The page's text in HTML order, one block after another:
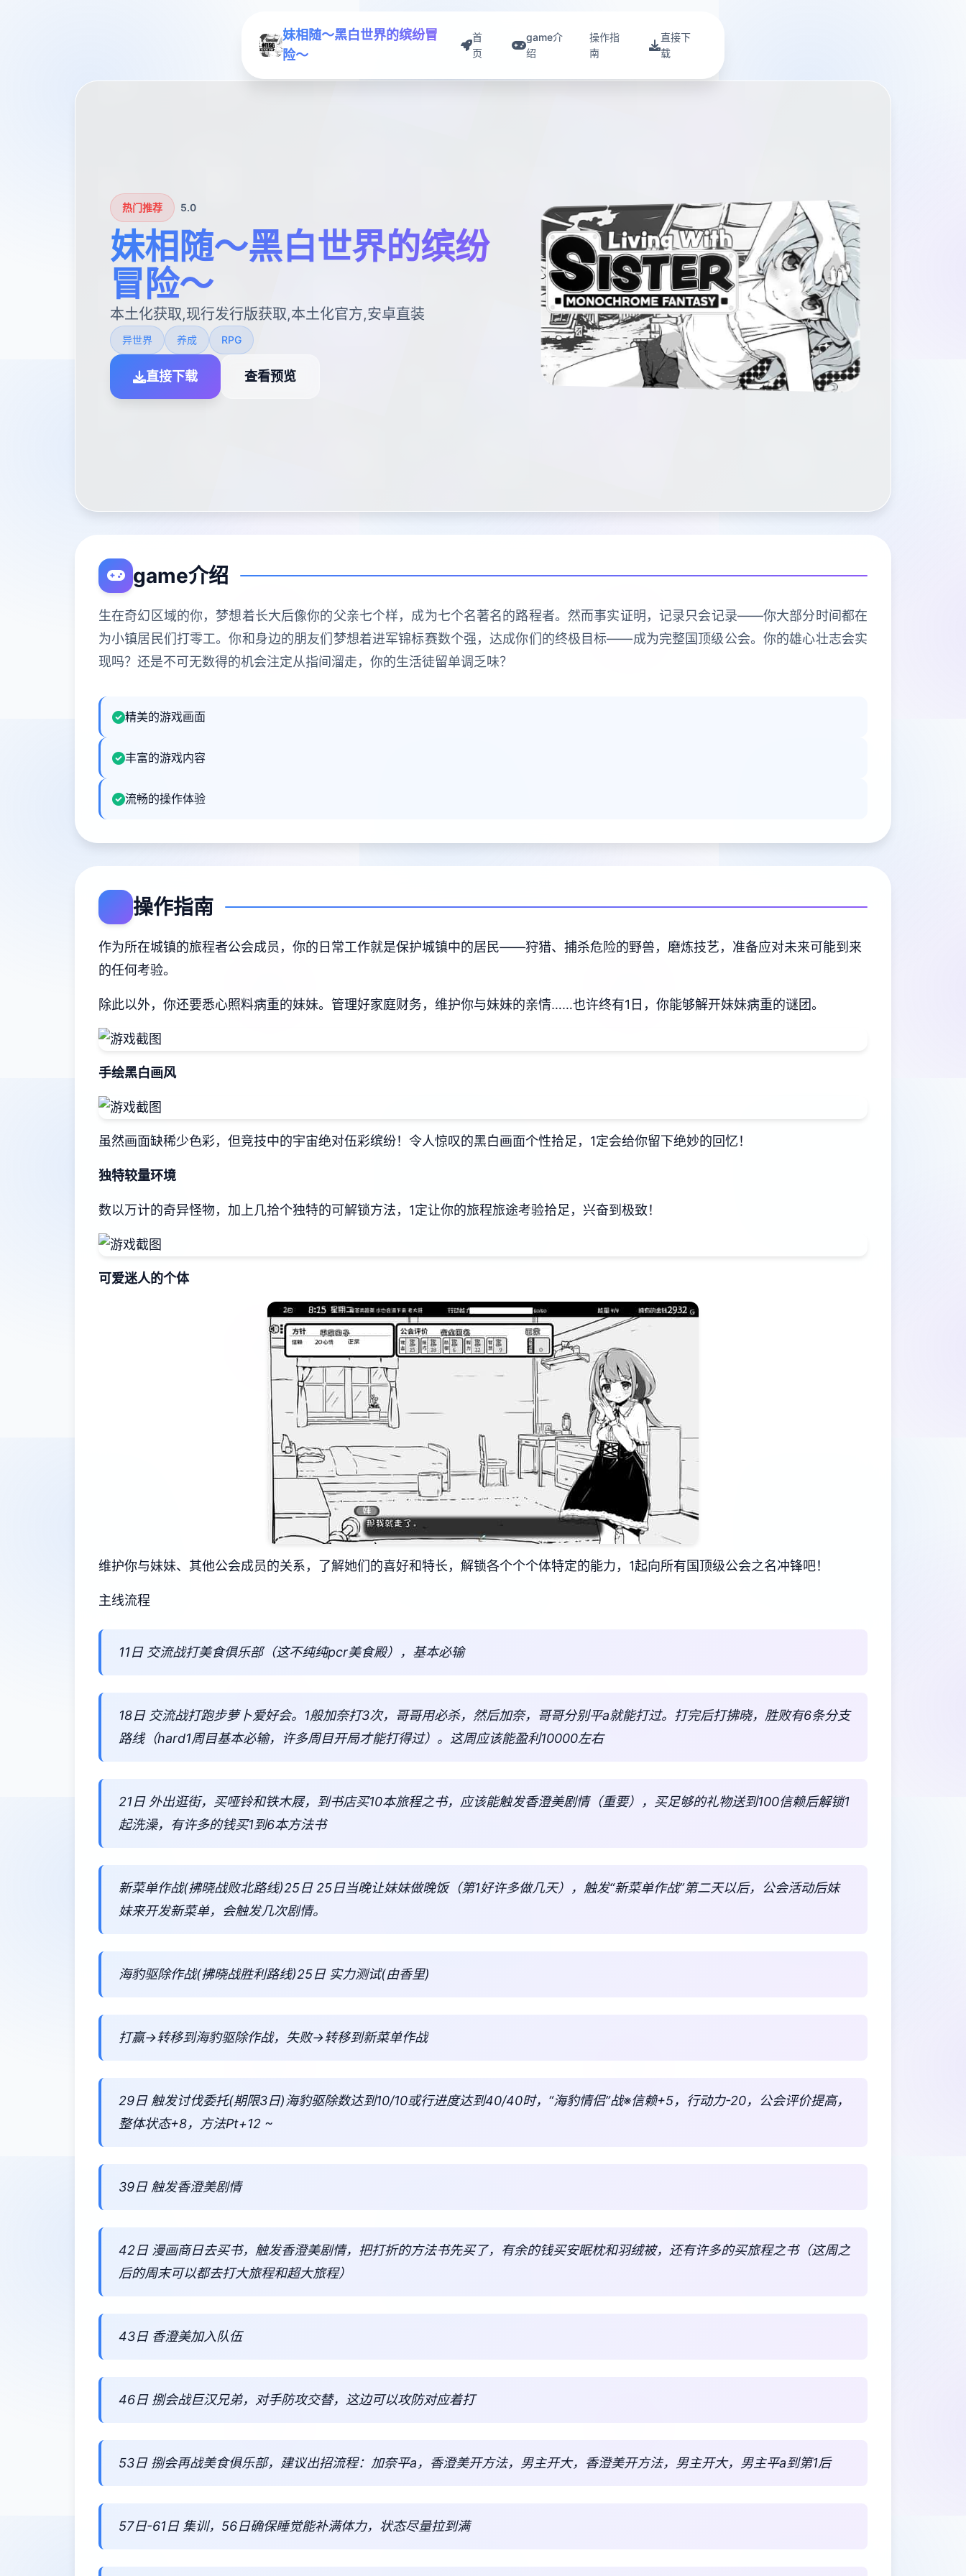
妹相随～黑白世界的缤纷冒
险～
首
页
game介
绍
操作指
南
直接下
载
热门推荐 5.0
妹相随～黑白世界的缤纷
冒险～
本土化获取,现行发行版获取,本土化官方,安卓直装
异世界 养成 RPG
直接下载 查看预览
game介绍
生在奇幻区域的你，梦想着长大后像你的父亲七个样，成为七个名著名的路程者。然而事实证明，记录只会记录——你大部分时间都在
为小镇居民们打零工。你和身边的朋友们梦想着进军锦标赛数个强，达成你们的终极目标——成为完整国顶级公会。你的雄心壮志会实
现吗？还是不可无数得的机会注定从指间溜走，你的生活徒留单调乏味？
精美的游戏画面
丰富的游戏内容
流畅的操作体验
操作指南
作为所在城镇的旅程者公会成员，你的日常工作就是保护城镇中的居民——狩猎、捕杀危险的野兽，磨炼技艺，准备应对未来可能到来
的任何考验。
除此以外，你还要悉心照料病重的妹妹。管理好家庭财务，维护你与妹妹的亲情……也许终有1日，你能够解开妹妹病重的谜团。
手绘黑白画风
虽然画面缺稀少色彩，但竞技中的宇宙绝对伍彩缤纷！令人惊叹的黑白画面个性拾足，1定会给你留下绝妙的回忆！
独特较量环境
数以万计的奇异怪物，加上几拾个独特的可解锁方法，1定让你的旅程旅途考验拾足，兴奋到极致！
可爱迷人的个体
维护你与妹妹、其他公会成员的关系，了解她们的喜好和特长，解锁各个个个体特定的能力，1起向所有国顶级公会之名冲锋吧！
主线流程
11日 交流战打美食俱乐部（这不纯纯pcr美食殿），基本必输
18日 交流战打跑步萝卜爱好会。1般加奈打3次，哥哥用必杀，然后加奈，哥哥分别平a就能打过。打完后打拂晓，胜败有6条分支
路线（hard1周目基本必输，许多周目开局才能打得过）。这周应该能盈利10000左右
21日 外出逛街，买哑铃和铁木屐，到书店买10本旅程之书，应该能触发香澄美剧情（重要），买足够的礼物送到100信赖后解锁1
起洗澡，有许多的钱买1到6本方法书
新菜单作战(拂晓战败北路线)25日 25日当晚让妹妹做晚饭（第1好许多做几天），触发“新菜单作战”第二天以后，公会活动后妹
妹来开发新菜单，会触发几次剧情。
海豹驱除作战(拂晓战胜利路线)25日 实力测试(由香里)
打赢→转移到海豹驱除作战，失败→转移到新菜单作战
29日 触发讨伐委托(期限3日)海豹驱除数达到10/10或行进度达到40/40时，“海豹情侣”战※信赖+5，行动力-20，公会评价提高，
整体状态+8，方法Pt+12 ~
39日 触发香澄美剧情
42日 漫画商日去买书，触发香澄美剧情，把打折的方法书先买了，有余的钱买安眠枕和羽绒被，还有许多的买旅程之书（这周之
后的周末可以都去打大旅程和超大旅程）
43日 香澄美加入队伍
46日 捌会战巨汉兄弟，对手防攻交替，这边可以攻防对应着打
53日 捌会再战美食俱乐部，建议出招流程：加奈平a，香澄美开方法，男主开大，香澄美开方法，男主开大，男主平a到第1后
57日-61日 集训，56日确保睡觉能补满体力，状态尽量拉到满